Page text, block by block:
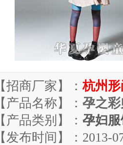
【招商厂家】：杭州
【产品名称】： 孕之
【产品类别】： 孕妇
【发布时间】：2013-